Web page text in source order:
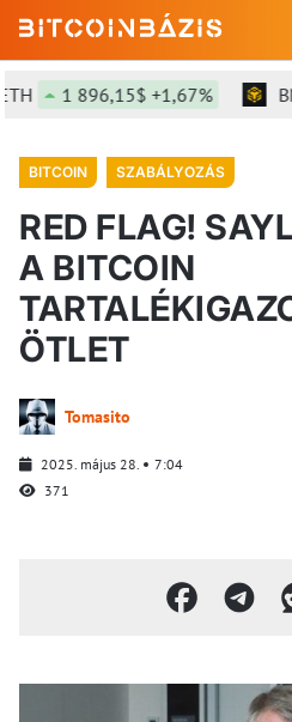
1 896,15$ +1,67% BNB
BITCOIN SZABÁLYOZÁS
RED FLAG!
A BITCOIN
ÖTLET
Tomasito
2025. május 28.
7:04
371